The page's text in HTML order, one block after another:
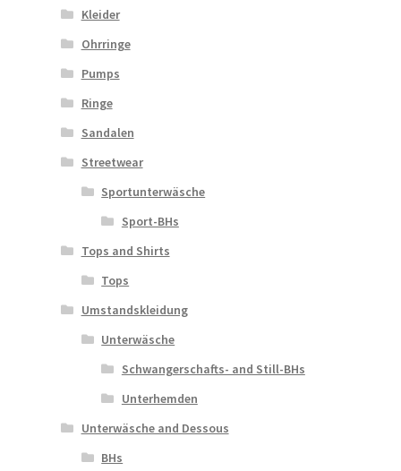
Kleider
Ohrringe
Pumps
Ringe
Sandalen
Streetwear
Sportunterwäsche
Sport-BHs
Tops and Shirts
Tops
Umstandskleidung
Unterwäsche
Schwangerschafts- and Still-BHs
Unterhemden
Unterwäsche and Dessous
BHs